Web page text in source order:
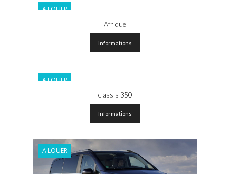
A LOUER
Afrique
Informations
A LOUER
class s 350
Informations
A LOUER